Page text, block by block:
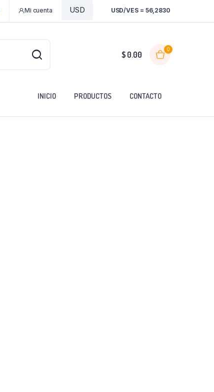
Mi cuenta USD/VES = 56,2830
$ 0.00
0
INICIO PRODUCTOS CONTACTO